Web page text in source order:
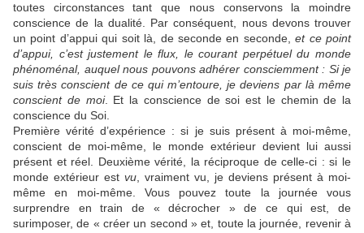
toutes circonstances tant que nous conservons la moindre
conscience de la dualité. Par conséquent, nous devons trouver
un point d’appui qui soit là, de seconde en seconde,et ce point
d’appui, c’est justement le flux, le courant perpétuel du monde
phénoménal, auquel nous pouvons adhérer consciemment : Si je
suis très conscient de ce qui m’entoure, je deviens par là même
conscient de moi. Et la conscience de soi est le chemin de la
conscience du Soi.
Première vérité d’expérience : si je suis présent à moi-même,
conscient de moi-même, le monde extérieur devient lui aussi
présent et réel. Deuxième vérité, la réciproque de celle-ci : si le
monde extérieur est vu , vraiment vu, je deviens présent à moi-
même en moi-même. Vous pouvez toute la journée vous
surprendre en train de « décrocher » de ce qui est, de
surimposer, de « créer un second » et, toute la journée, revenir à